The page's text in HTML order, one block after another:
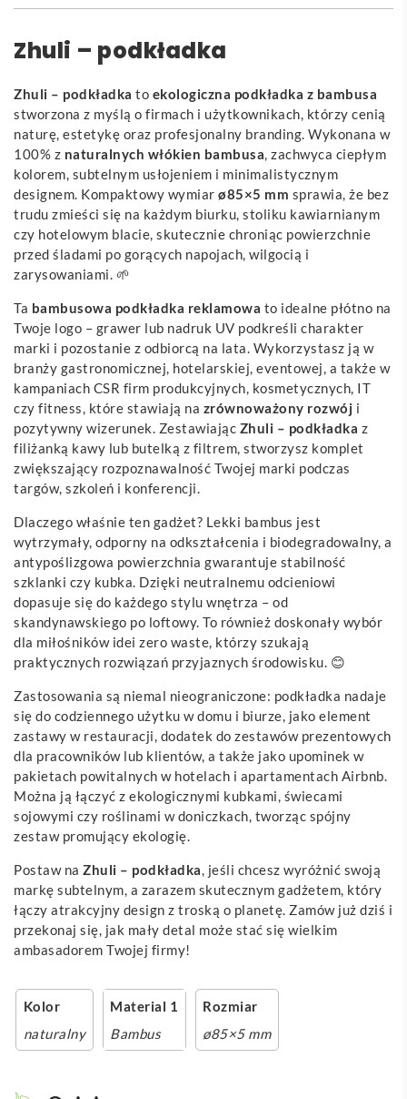
Zhuli – podkładka
Zhuli – podkładka to ekologiczna podkładka z bambusa
stworzona z myślą o firmach i użytkownikach, którzy cenią
naturę, estetykę oraz profesjonalny branding. Wykonana w
100% z naturalnych włókien bambusa, zachwyca ciepłym
kolorem, subtelnym usłojeniem i minimalistycznym
designem. Kompaktowy wymiar ø85×5 mm sprawia, że bez
trudu zmieści się na każdym biurku, stoliku kawiarnianym
czy hotelowym blacie, skutecznie chroniąc powierzchnie
przed śladami po gorących napojach, wilgocią i
zarysowaniami. 🌱
Ta bambusowa podkładka reklamowa to idealne płótno na
Twoje logo – grawer lub nadruk UV podkreśli charakter
marki i pozostanie z odbiorcą na lata. Wykorzystasz ją w
branży gastronomicznej, hotelarskiej, eventowej, a także w
kampaniach CSR firm produkcyjnych, kosmetycznych, IT
czy fitness, które stawiają na zrównoważony rozwój i
pozytywny wizerunek. Zestawiając Zhuli – podkładka z
filiżanką kawy lub butelką z filtrem, stworzysz komplet
zwiększający rozpoznawalność Twojej marki podczas
targów, szkoleń i konferencji.
Dlaczego właśnie ten gadżet? Lekki bambus jest
wytrzymały, odporny na odkształcenia i biodegradowalny, a
antypoślizgowa powierzchnia gwarantuje stabilność
szklanki czy kubka. Dzięki neutralnemu odcieniowi
dopasuje się do każdego stylu wnętrza – od
skandynawskiego po loftowy. To również doskonały wybór
dla miłośników idei zero waste, którzy szukają
praktycznych rozwiązań przyjaznych środowisku. 😊
Zastosowania są niemal nieograniczone: podkładka nadaje
się do codziennego użytku w domu i biurze, jako element
zastawy w restauracji, dodatek do zestawów prezentowych
dla pracowników lub klientów, a także jako upominek w
pakietach powitalnych w hotelach i apartamentach Airbnb.
Można ją łączyć z ekologicznymi kubkami, świecami
sojowymi czy roślinami w doniczkach, tworząc spójny
zestaw promujący ekologię.
Postaw na Zhuli – podkładka, jeśli chcesz wyróżnić swoją
markę subtelnym, a zarazem skutecznym gadżetem, który
łączy atrakcyjny design z troską o planetę. Zamów już dziś i
przekonaj się, jak mały detal może stać się wielkim
ambasadorem Twojej firmy!
Kolor
naturalny
Material 1
Bambus
Rozmiar
ø85×5 mm